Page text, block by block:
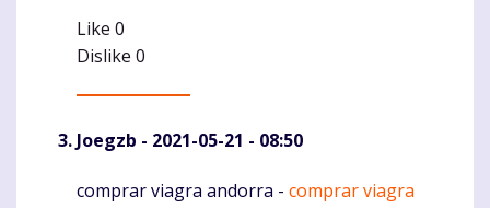
Like 0
Dislike 0
Joegzb - 2021-05-21 - 08:50
Komentaras
comprar viagra andorra - comprar viagra